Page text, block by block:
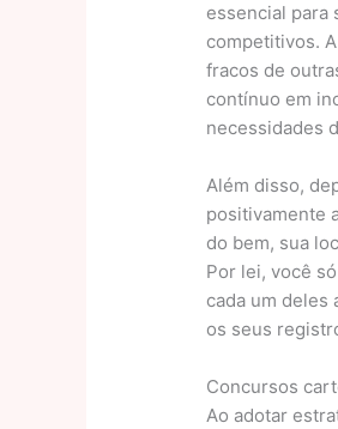
essencial para
competitivos.
fracos de
contínuo em
necessidades
Além disso,
positivamente
do bem, sua
Por lei, você
cada um deles
os seus
Concursos
Ao adotar